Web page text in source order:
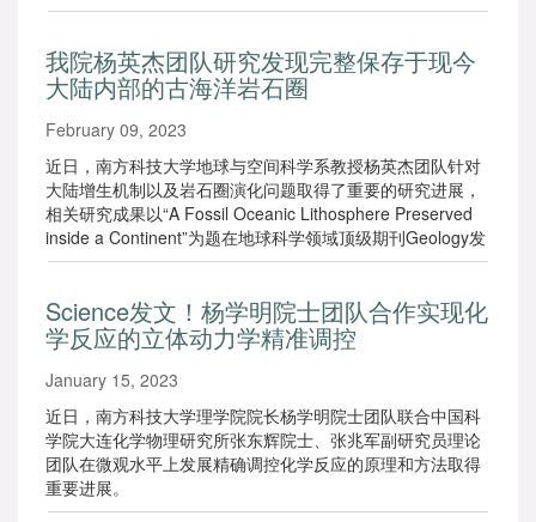
我院杨英杰团队研究发现完整保存于现今
大陆内部的古海洋岩石圈
February 09, 2023
近日，南方科技大学地球与空间科学系教授杨英杰团队针对
大陆增生机制以及岩石圈演化问题取得了重要的研究进展，
相关研究成果以“A Fossil Oceanic Lithosphere Preserved
inside a Continent”为题在地球科学领域顶级期刊Geology发
表。
Science发文！杨学明院士团队合作实现化
学反应的立体动力学精准调控
January 15, 2023
近日，南方科技大学理学院院长杨学明院士团队联合中国科
学院大连化学物理研究所张东辉院士、张兆军副研究员理论
团队在微观水平上发展精确调控化学反应的原理和方法取得
重要进展。